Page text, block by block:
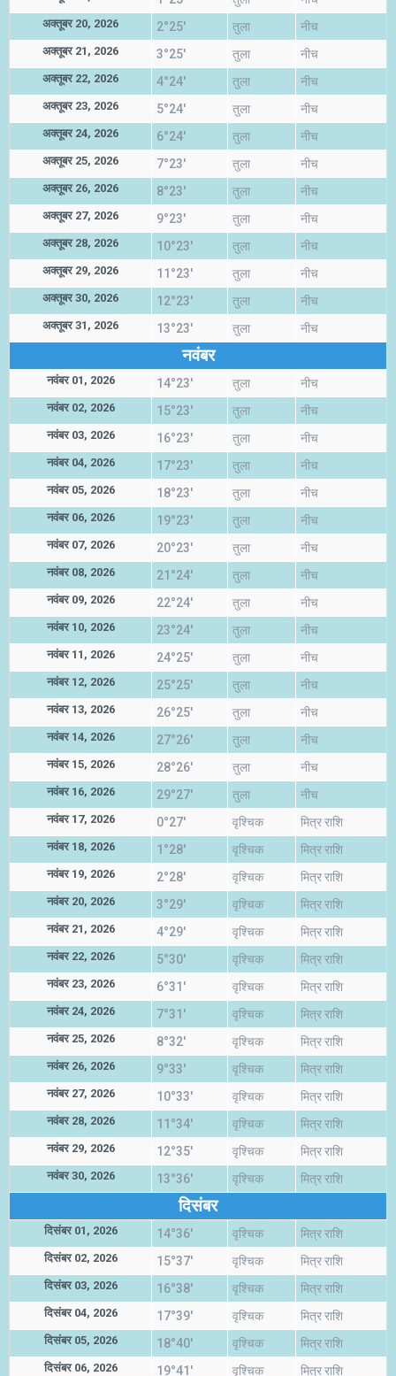
अक्तूबर 20, 2026 2°25' तुला नीच
अक्तूबर 21, 2026 3°25' तुला नीच
अक्तूबर 22, 2026 4°24' तुला नीच
अक्तूबर 23, 2026 5°24' तुला नीच
अक्तूबर 24, 2026 6°24' तुला नीच
अक्तूबर 25, 2026 7°23' तुला नीच
अक्तूबर 26, 2026 8°23' तुला नीच
अक्तूबर 27, 2026 9°23' तुला नीच
अक्तूबर 28, 2026 10°23' तुला नीच
अक्तूबर 29, 2026 11°23' तुला नीच
अक्तूबर 30, 2026 12°23' तुला नीच
अक्तूबर 31, 2026 13°23' तुला नीच
नवंबर
नवंबर 01, 2026 14°23' तुला नीच
नवंबर 02, 2026 15°23' तुला नीच
नवंबर 03, 2026 16°23' तुला नीच
नवंबर 04, 2026 17°23' तुला नीच
नवंबर 05, 2026 18°23' तुला नीच
नवंबर 06, 2026 19°23' तुला नीच
नवंबर 07, 2026 20°23' तुला नीच
नवंबर 08, 2026 21°24' तुला नीच
नवंबर 09, 2026 22°24' तुला नीच
नवंबर 10, 2026 23°24' तुला नीच
नवंबर 11, 2026 24°25' तुला नीच
नवंबर 12, 2026 25°25' तुला नीच
नवंबर 13, 2026 26°25' तुला नीच
नवंबर 14, 2026 27°26' तुला नीच
नवंबर 15, 2026 28°26' तुला नीच
नवंबर 16, 2026 29°27' तुला नीच
नवंबर 17, 2026 0°27' वृश्चिक मित्र राशि
नवंबर 18, 2026 1°28' वृश्चिक मित्र राशि
नवंबर 19, 2026 2°28' वृश्चिक मित्र राशि
नवंबर 20, 2026 3°29' वृश्चिक मित्र राशि
नवंबर 21, 2026 4°29' वृश्चिक मित्र राशि
नवंबर 22, 2026 5°30' वृश्चिक मित्र राशि
नवंबर 23, 2026 6°31' वृश्चिक मित्र राशि
नवंबर 24, 2026 7°31' वृश्चिक मित्र राशि
नवंबर 25, 2026 8°32' वृश्चिक मित्र राशि
नवंबर 26, 2026 9°33' वृश्चिक मित्र राशि
नवंबर 27, 2026 10°33' वृश्चिक मित्र राशि
नवंबर 28, 2026 11°34' वृश्चिक मित्र राशि
नवंबर 29, 2026 12°35' वृश्चिक मित्र राशि
नवंबर 30, 2026 13°36' वृश्चिक मित्र राशि
दिसंबर
दिसंबर 01, 2026 14°36' वृश्चिक मित्र राशि
दिसंबर 02, 2026 15°37' वृश्चिक मित्र राशि
दिसंबर 03, 2026 16°38' वृश्चिक मित्र राशि
दिसंबर 04, 2026 17°39' वृश्चिक मित्र राशि
दिसंबर 05, 2026 18°40' वृश्चिक मित्र राशि
दिसंबर 06, 2026 19°41' वृश्चिक मित्र राशि